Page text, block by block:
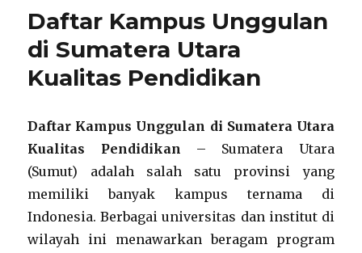
Daftar Kampus Unggulan
di Sumatera Utara
Kualitas Pendidikan
Daftar Kampus Unggulan di Sumatera Utara
Kualitas Pendidikan – Sumatera Utara
(Sumut) adalah salah satu provinsi yang
memiliki banyak kampus ternama di
Indonesia. Berbagai universitas dan institut di
wilayah ini menawarkan beragam program